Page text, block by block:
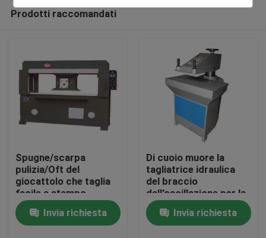
Casa
Prodotti raccomandati
Spugne/scarpa
pulizia/Oft del
giocattolo che taglia
facile a stampo
tagliente basso a
macchina di incidenza
guasti azionato
Invia richiesta
Di cuoio muore la
tagliatrice idraulica
del braccio
dell'oscillazione per la
scarpa che fa
l'industriaInvia richiesta